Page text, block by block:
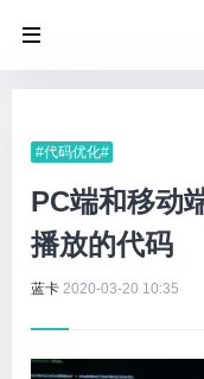
#代码优化#
PC端和移动
播放的代码
蓝卡 2020-03-20 10:35